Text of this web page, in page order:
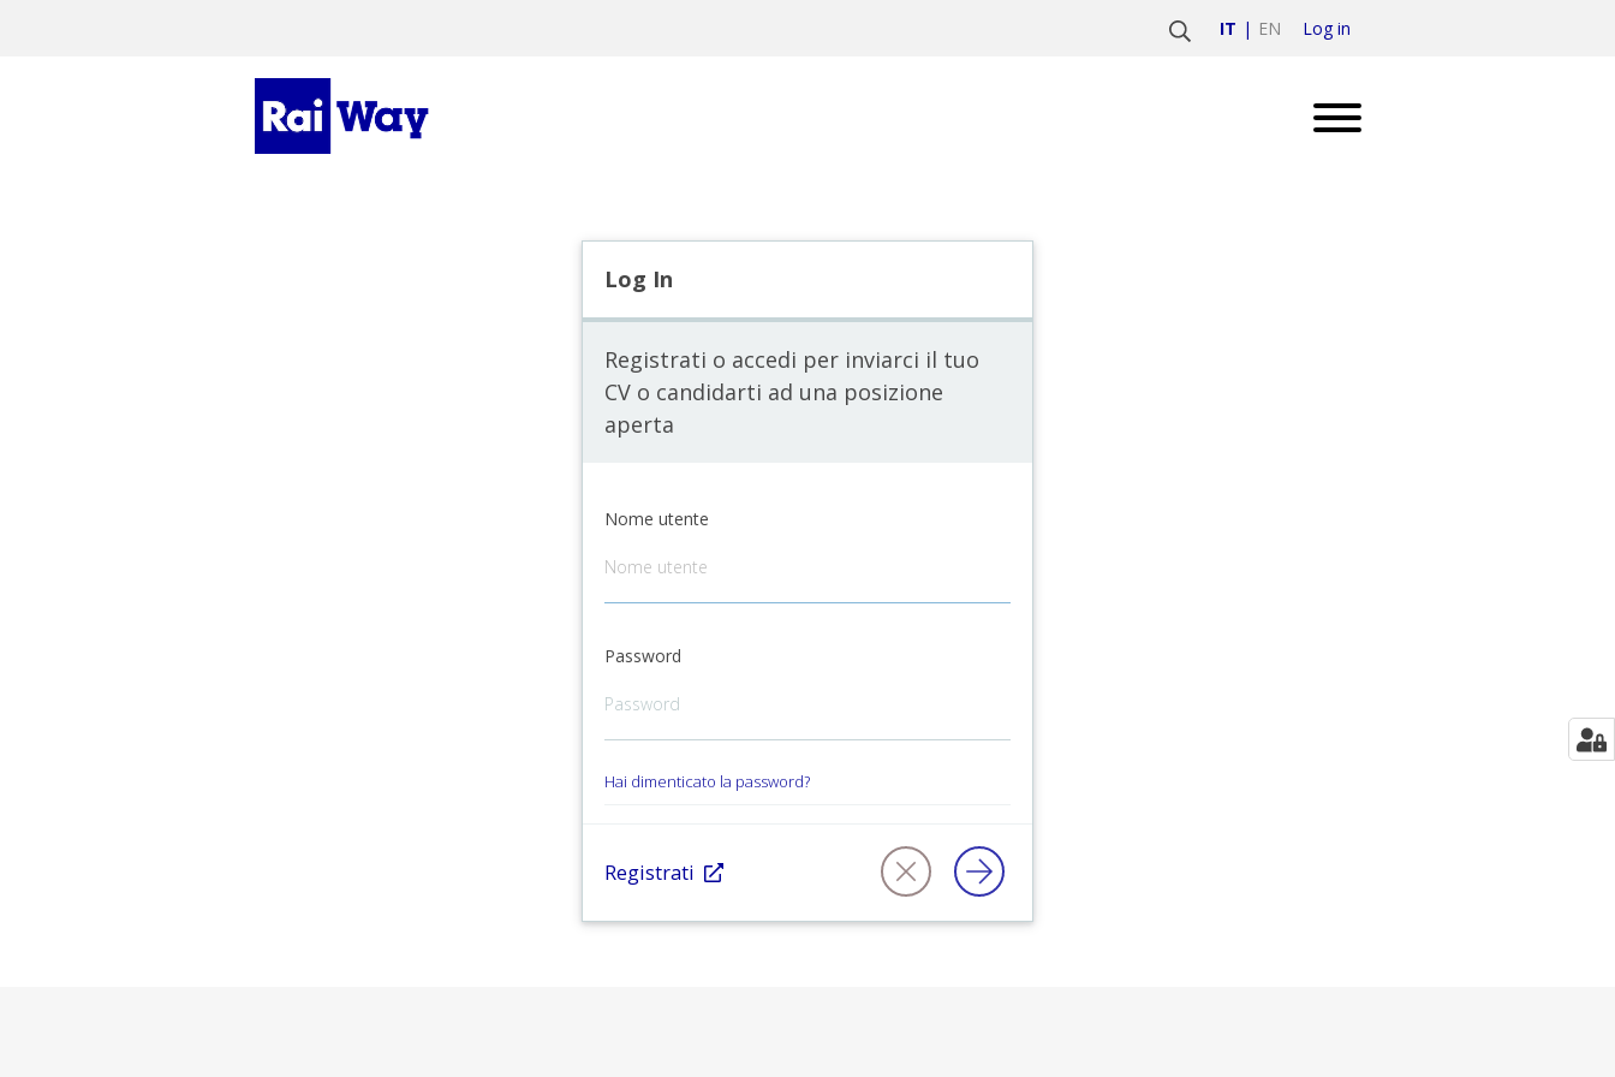
IT EN Log in
Log In
Registrati o accedi per inviarci il tuo
CV o candidarti ad una posizione
aperta
Nome utente
Password
Hai dimenticato la password?
Registrati